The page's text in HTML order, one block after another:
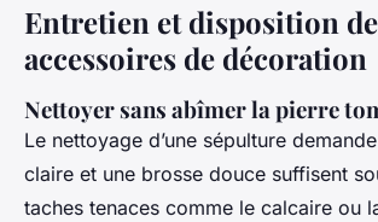
Entretien et disposition
accessoires de décoration
Nettoyer sans abîmer la pierre
Le nettoyage d’une sépulture
claire et une brosse douce suffisent
taches tenaces comme le calcaire ou